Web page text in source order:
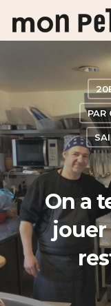
Hit enter to
PAR
On a
jouer